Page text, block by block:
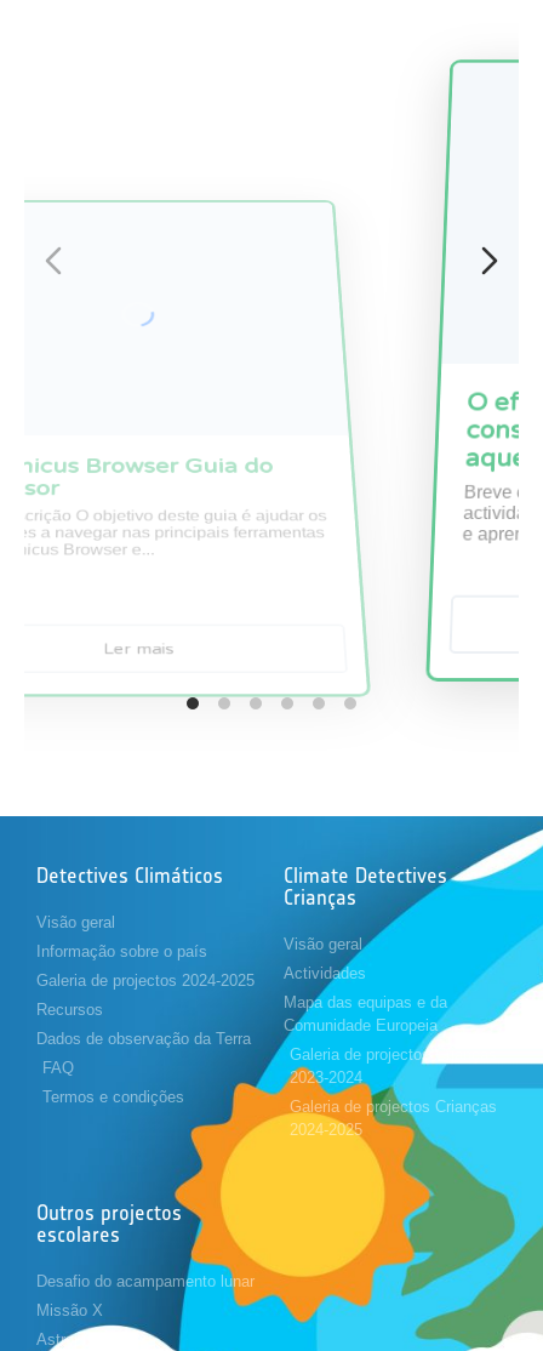
Copernicus Browser Guia do
Breve descrição O objetivo deste guia é ajudar os
professores a navegar nas principais ferramentas
Detectives Climáticos
Visão geral
Informação sobre o país
Galeria de projectos 2024-2025
Recursos
Dados de observação da Terra
FAQ
Termos e condições
Climate Detectives
Crianças
Visão geral
Actividades
Mapa das equipas e da
Comunidade Europeia
Galeria de projectos Crianças
2023-2024
Galeria de projectos Crianças
2024-2025
Outros projectos
escolares
Desafio do acampamento lunar
Missão X
Astropi